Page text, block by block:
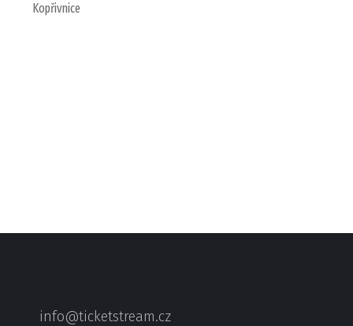
Kopřivnice
info@ticketstream.cz